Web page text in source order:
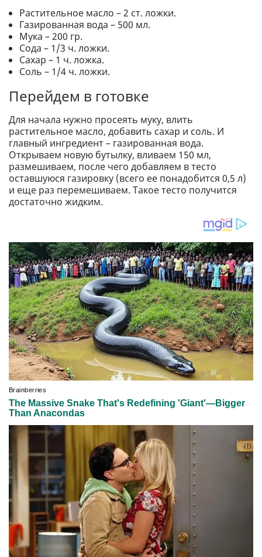
Растительное масло – 2 ст. ложки.
Газированная вода – 500 мл.
Мука – 200 гр.
Сода – 1/3 ч. ложки.
Сахар – 1 ч. ложка.
Соль – 1/4 ч. ложки.
Перейдем в готовке
Для начала нужно просеять муку, влить
растительное масло, добавить сахар и соль. И
главный ингредиент – газированная вода.
Открываем новую бутылку, вливаем 150 мл,
размешиваем, после чего добавляем в тесто
оставшуюся газировку (всего ее понадобится 0,5 л)
и еще раз перемешиваем. Такое тесто получится
достаточно жидким.